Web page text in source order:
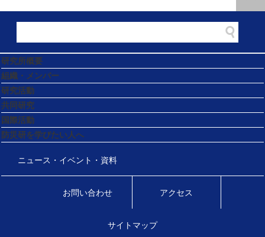
研究所概要
組織・メンバー
研究活動
共同研究
国際活動
防災研を学びたい人へ
ニュース・イベント・資料
お問い合わせ アクセス
サイトマップ